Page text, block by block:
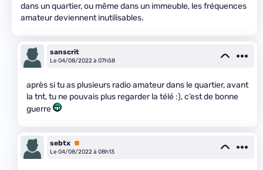
dans un quartier, ou même dans un immeuble, les fréquences
amateur deviennent inutilisables.
sanscrit
Le 04/08/2022 à 07h58
après si tu as plusieurs radio amateur dans le quartier, avant
la tnt, tu ne pouvais plus regarder la télé :), c’est de bonne
guerre
sebtx Premium
Le 04/08/2022 à 08h13